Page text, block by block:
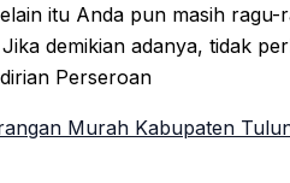
itu Anda pun masih
demikian adanya, tidak
Perseroan
Murah Kabupaten